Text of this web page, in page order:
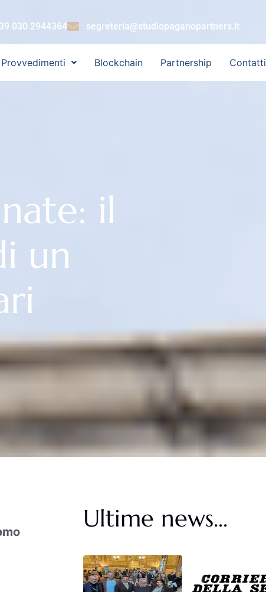
030 2944364 segreteria@studiopaganopartners.it
Provvedimenti Blockchain Partnership Contatti
il
un
Ultime news...